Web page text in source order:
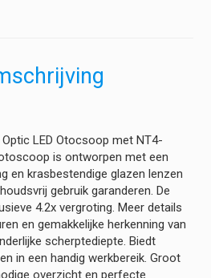
Optic LED Otocsoop met NT4-
is ontworpen met een
en krasbestendige glazen lenzen
gebruik garanderen. De
4.2x vergroting. Meer details
en gemakkelijke herkenning van
scherptediepte. Biedt
in een handig werkbereik. Groot
overzicht en perfecte